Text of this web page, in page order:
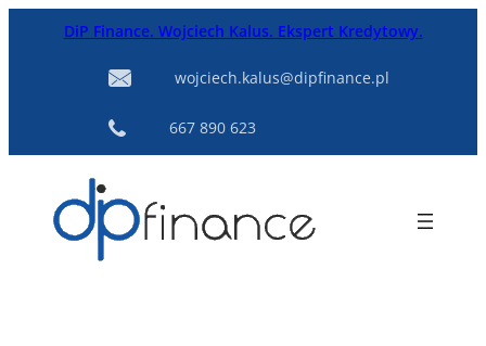
PrzejdźDiP Finance. Wojciech Kalus. Ekspert Kredytowy.
wojciech.kalus@dipfinance.pl
667 890 623